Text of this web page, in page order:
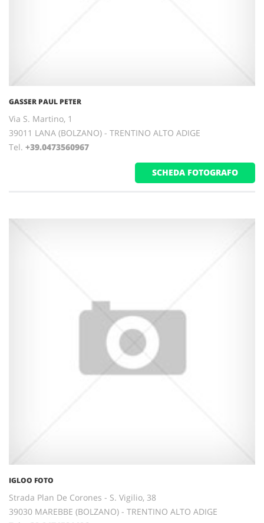
GASSER PAUL PETER
Via S. Martino, 1
39011 LANA (BOLZANO) - TRENTINO ALTO ADIGE
Tel. +39.0473560967
SCHEDA FOTOGRAFO
IGLOO FOTO
Strada Plan De Corones - S. Vigilio, 38
39030 MAREBBE (BOLZANO) - TRENTINO ALTO ADIGE